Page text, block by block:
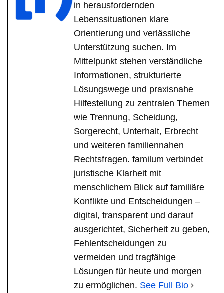
in herausfordernden
Lebenssituationen klare
Orientierung und verlässliche
Unterstützung suchen. Im
Mittelpunkt stehen verständliche
Informationen, strukturierte
Lösungswege und praxisnahe
Hilfestellung zu zentralen Themen
wie Trennung, Scheidung,
Sorgerecht, Unterhalt, Erbrecht
und weiteren familiennahen
Rechtsfragen. familum verbindet
juristische Klarheit mit
menschlichem Blick auf familiäre
Konflikte und Entscheidungen –
digital, transparent und darauf
ausgerichtet, Sicherheit zu geben,
Fehlentscheidungen zu
vermeiden und tragfähige
Lösungen für heute und morgen
zu ermöglichen. See Full Bio